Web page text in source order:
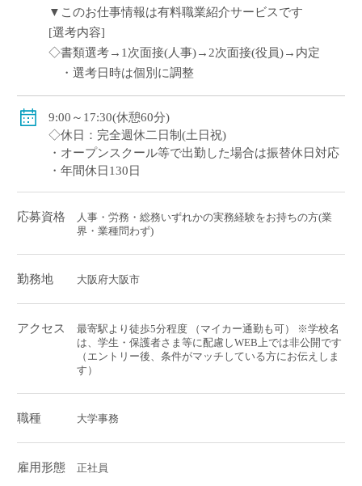
▼このお仕事情報は有料職業紹介サービスです
[選考内容]
◇書類選考→1次面接(人事)→2次面接(役員)→内定
・選考日時は個別に調整
9:00～17:30(休憩60分)
◇休日：完全週休二日制(土日祝)
・オープンスクール等で出勤した場合は振替休日対応
・年間休日130日
応募資格
人事・労務・総務いずれかの実務経験をお持ちの方(業
界・業種問わず)
勤務地 大阪府大阪市
アクセス
最寄駅より徒歩5分程度 （マイカー通勤も可） ※学校名
は、学生・保護者さま等に配慮しWEB上では非公開です
（エントリー後、条件がマッチしている方にお伝えしま
す）
職種 大学事務
雇用形態 正社員